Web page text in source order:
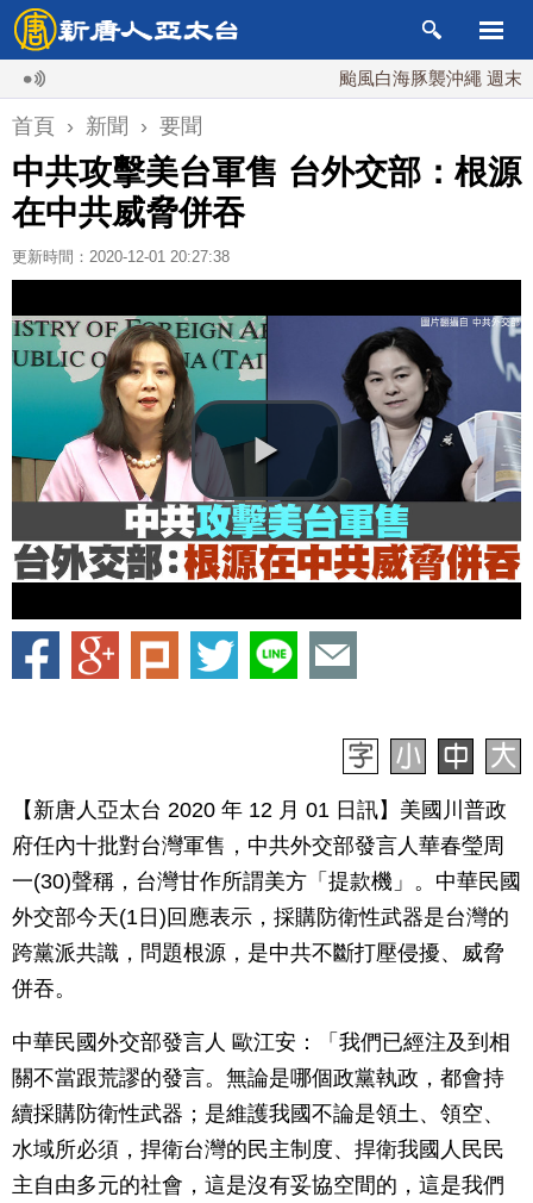
颱風白海豚襲沖繩 週末最近
首頁 › 新聞 › 要聞
中共攻擊美台軍售 台外交部：根源
在中共威脅併吞
更新時間：2020-12-01 20:27:38
【新唐人亞太台 2020 年 12 月 01 日訊】美國川普政
府任內十批對台灣軍售，中共外交部發言人華春瑩周
一(30)聲稱，台灣甘作所謂美方「提款機」。中華民國
外交部今天(1日)回應表示，採購防衛性武器是台灣的
跨黨派共識，問題根源，是中共不斷打壓侵擾、威脅
併吞。
中華民國外交部發言人 歐江安：「我們已經注及到相
關不當跟荒謬的發言。無論是哪個政黨執政，都會持
續採購防衛性武器；是維護我國不論是領土、領空、
水域所必須，捍衛台灣的民主制度、捍衛我國人民民
主自由多元的社會，這是沒有妥協空間的，這是我們